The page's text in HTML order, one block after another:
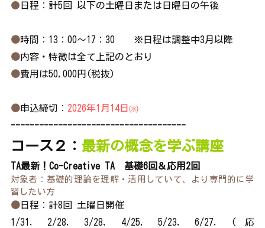
● 日程：計5回 以下の土曜日または日曜日の午後
●時間： 13：00～17：30 　 ※日程は調整中3月以降
●内容・特徴は全て上記のとおり
●費用は50,000円(税抜)
●申込締切： 2026年1月14日㈬
-------------------------------------
コース２： 最新の概念を学ぶ講座
TA最新！Co-Creative TA　基礎6回＆応用2回
対象者：基礎的理論を理解・活用していて、より専門的に学
習したい方
●日程：計8回 土曜日開催
1/31, 2/28, 3/28, 4/25, 5/23, 6/27, (応